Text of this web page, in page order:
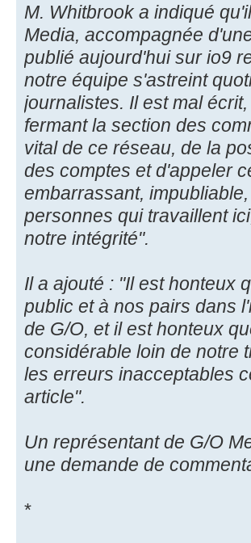
M. Whitbrook a indiqué
Media, accompagnée
publié aujourd'hui sur io9
notre équipe s'astreint
journalistes. Il est mal
fermant la section des
vital de ce réseau, de la
des comptes et d'appeler
embarrassant,
personnes qui travaillent
notre intégrité".
Il a ajouté : "Il est honteux
public et à nos pairs dans
de G/O, et il est honteux
considérable loin de notre
les erreurs inacceptables
article".
Un représentant de G/O
une demande de
*